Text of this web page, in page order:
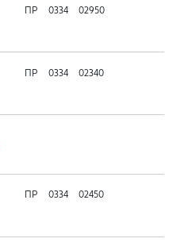
ПР 0334 02950
ПР 0334 02340
ПР 0334 02450